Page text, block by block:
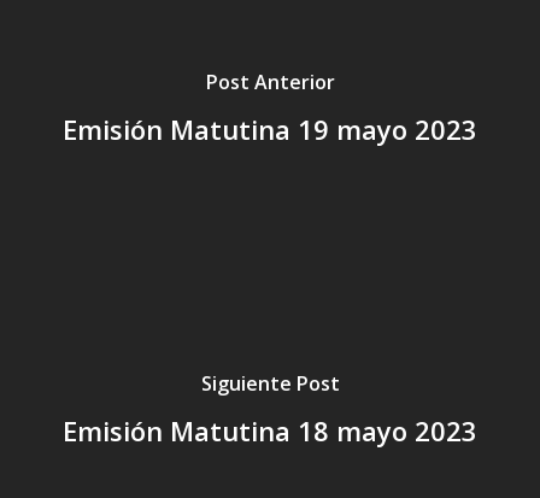
Post Anterior
Emisión Matutina 19 mayo 2023
Siguiente Post
Emisión Matutina 18 mayo 2023